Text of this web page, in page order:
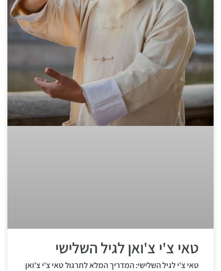
טאי צ'י צ'ואן לגיל השלישי
טאי צ'י לגיל השלישי: המדריך המלא לתרגול טאי צ'י צ'ואן